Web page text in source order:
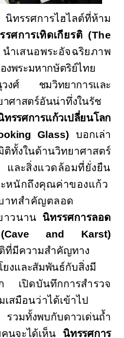
ทรรศการไฮไลต์ที่ห้าม
รศการเทิดเกียรติ (The
นำเสนอพระอัจฉริยภาพ
งพระมหากษัตริย์ไทย
นุวงศ์ ชมวิทยาการและ
ศาสตร์อันน่าทึ่งในรัช
ทรรศการแก้วเปลี่ยนโลก
Glass) บอกเล่า
ติทั้งในด้านวิทยาศาสตร์
และสิ่งแวดล้อมที่ยั่งยืน
หนักถึงคุณค่าของแก้ว
าทสำคัญตลอด
าวนาน นิทรรศการลอด
Cave and Karst)
ที่มีความสำคัญทาง
งและสัมพันธ์กับสิ่งมี
เปิดบันทึกการสำรวจ
สมือนว่าได้เข้าไป
รวมทั้งพบกับดาวเด่นถ้ำ
นจะได้เห็น นิทรรศการ